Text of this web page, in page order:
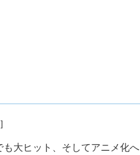
大ヒット、そしてアニメ化へ